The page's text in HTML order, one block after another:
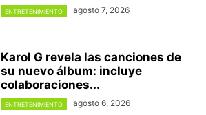
ENTRETENIMIENTO agosto 7, 2026
Karol G revela las canciones de
su nuevo álbum: incluye
colaboraciones...
ENTRETENIMIENTO agosto 6, 2026